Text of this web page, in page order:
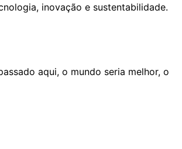
inovação e sustentabilidade.
aqui, o mundo seria melhor, o